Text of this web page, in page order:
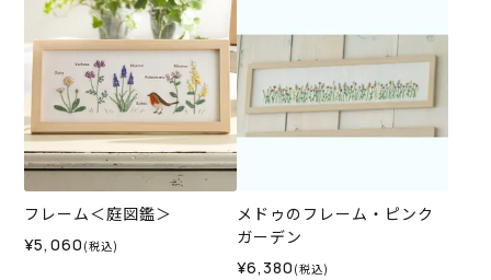
フレーム＜庭図鑑＞
¥5,060 (税込)
メドゥのフレーム・ピンク
ガーデン
¥6,380 (税込)